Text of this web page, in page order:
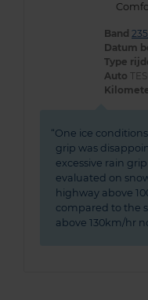
Band
Datum
Type
Auto
One ice
grip was
excessive rain
evaluated on
highway above
compared to the
above 130km/hr